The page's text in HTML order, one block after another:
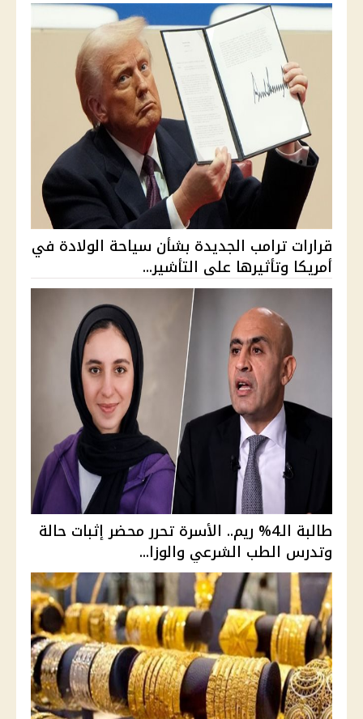
قرارات ترامب الجديدة بشأن سياحة الولادة في
أمريكا وتأثيرها على التأشير...
طالبة الـ4% ريم.. الأسرة تحرر محضر إثبات حالة
وتدرس الطب الشرعي والوزا...